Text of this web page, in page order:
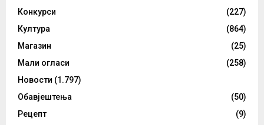
Конкурси
(227)
Култура
(864)
Магазин
(25)
Мали огласи
(258)
Новости (1.797)
Обавјештења
(50)
Рецепт
(9)